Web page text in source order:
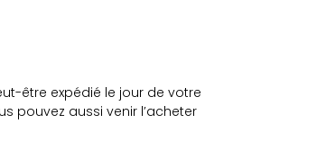
être expédié le jour de votre
pouvez aussi venir l’acheter